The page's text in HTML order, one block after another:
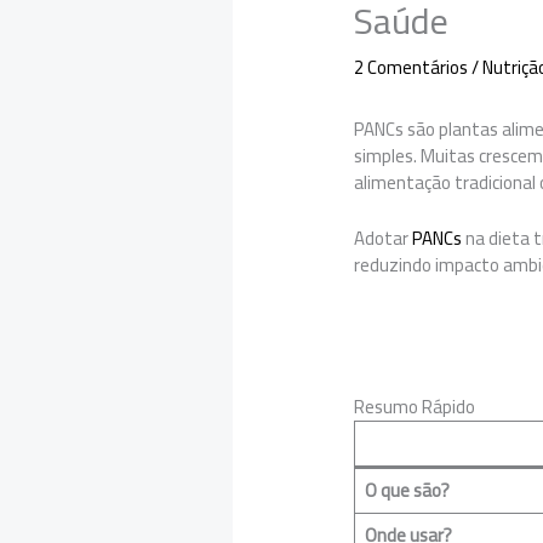
Saúde
2 Comentários/
PANCs são plantas
simples. Muitas
alimentação
AdotarPANCsna dieta
reduzindo impacto
Resumo Rápido
O que são?
Onde usar?